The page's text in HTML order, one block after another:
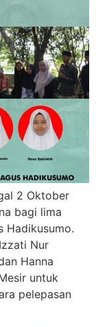
2 Oktober
bagi lima
Hadikusumo.
Nur
Hanna
untuk
pelepasan